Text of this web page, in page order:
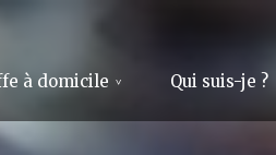
à domicile Qui suis-je ?